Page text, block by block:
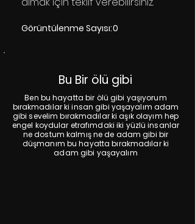
Görüntülenme Sayısı:0
Bu Bir ölü gibi
Ben bu hayatta bir ölü gibi yaşıyorum
bırakmadılar ki insan gibi yaşayalım adam
gibi sevelim bırakmadılar ki aşık olayım hep
engel koydular etrafımdaki iki yüzlü insanlar
ne dostum kalmış ne de adam gibi bir
düşmanım bu hayatta bırakmadılar ki
adam gibi yaşayalım